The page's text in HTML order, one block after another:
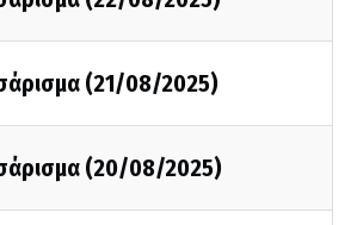
(21/08/2025)
(20/08/2025)